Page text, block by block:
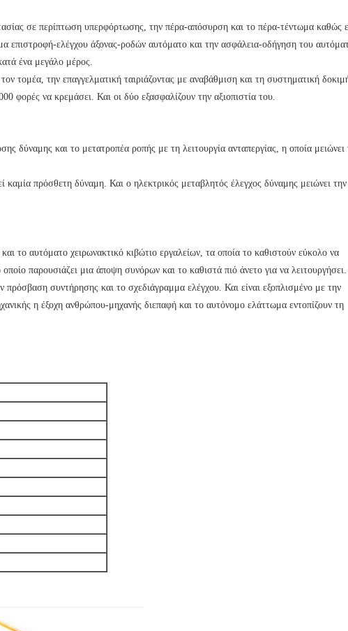
σε περίπτωση υπερφόρτωσης, την πέρα-απόσυρση και το πέρα-τέντωμα καθώς
επιστροφή-ελέγχου άξονας-ροδών αυτόματο και την ασφάλεια-οδήγηση του
ένα μεγάλο μέρος.
τομέα, την επαγγελματική ταιριάζοντας με αναβάθμιση και τη συστηματική
φορές να κρεμάσει. Και οι δύο εξασφαλίζουν την αξιοπιστία του.
δύναμης και το μετατροπέα ροπής με τη λειτουργία ανταπεργίας, η οποία μειώνει
πρόσθετη δύναμη. Και ο ηλεκτρικός μεταβλητός έλεγχος δύναμης μειώνει την
το αυτόματο χειρωνακτικό κιβώτιο εργαλείων, τα οποία το καθιστούν εύκολο να
παρουσιάζει μια άποψη συνόρων και το καθιστά πιό άνετο για να λειτουργήσει.
πρόσβαση συντήρησης και το σχεδιάγραμμα ελέγχου. Και είναι εξοπλισμένο με την
η έξοχη ανθρώπου-μηχανής διεπαφή και το αυτόνομο ελάττωμα εντοπίζουν τη